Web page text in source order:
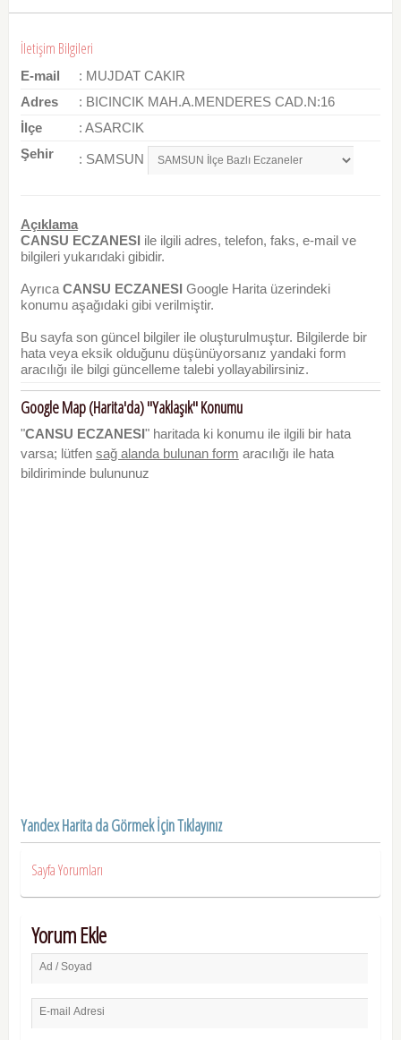
İletişim Bilgileri
E-mail
: MUJDAT CAKIR
Adres
: BICINCIK MAH.A.MENDERES CAD.N:16
İlçe
: ASARCIK
Şehir
: SAMSUN
Açıklama
CANSU ECZANESIile ilgili adres, telefon, faks, e-mail ve
bilgileri yukarıdaki gibidir.
AyrıcaCANSU ECZANESIGoogle Harita üzerindeki
konumu aşağıdaki gibi verilmiştir.
Bu sayfa son güncel bilgiler ile oluşturulmuştur. Bilgilerde bir
hata veya eksik olduğunu düşünüyorsanız yandaki form
aracılığı ile bilgi güncelleme talebi yollayabilirsiniz.
Google Map (Harita'da) "Yaklaşık" Konumu
"CANSU ECZANESI" haritada ki konumu ile ilgili bir hata
varsa; lütfen sağ alanda bulunan form aracılığı ile hata
bildiriminde bulununuz
Yandex Harita da Görmek İçin Tıklayınız
Sayfa Yorumları
Yorum Ekle
Ad / Soyad
E-mail Adresi